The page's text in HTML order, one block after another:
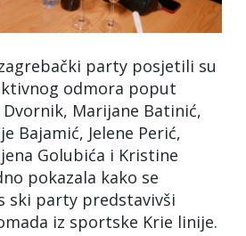
party posjetili su
odmora poput
Dvornik, Marijane Batinić,
Bajamić, Jelene Perić,
Golubića i Kristine
pokazala kako se
ski party predstavivši
iz sportske Krie linije.